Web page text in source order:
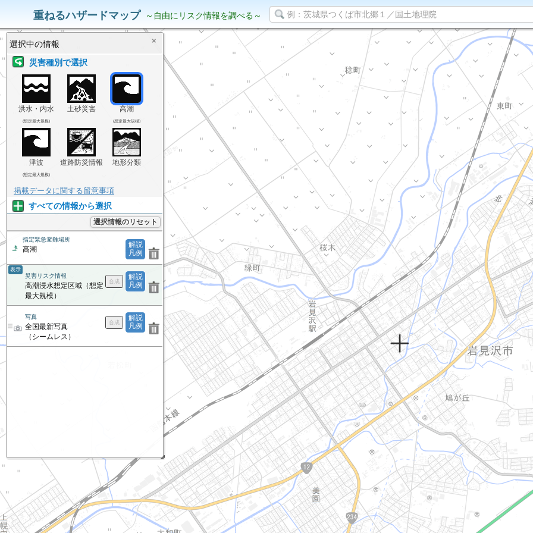
重ねるハザードマップ ～自由にリスク情報を調べる～
災害リスク情報
選択中の情報 ×
災害種別で選択
洪水・内水
(想定最大規模)
土砂災害 高潮
(想定最大規模)
津波
(想定最大規模)
道路防災情報 地形分類
掲載データに関する留意事項
すべての情報から選択
選択情報のリセット
解説
凡例
指定緊急避難場所
高潮
解説
凡例
表示
災害リスク情報
高潮浸水想定区域（想定
最大規模）
解説
凡例
写真
全国最新写真
（シームレス）